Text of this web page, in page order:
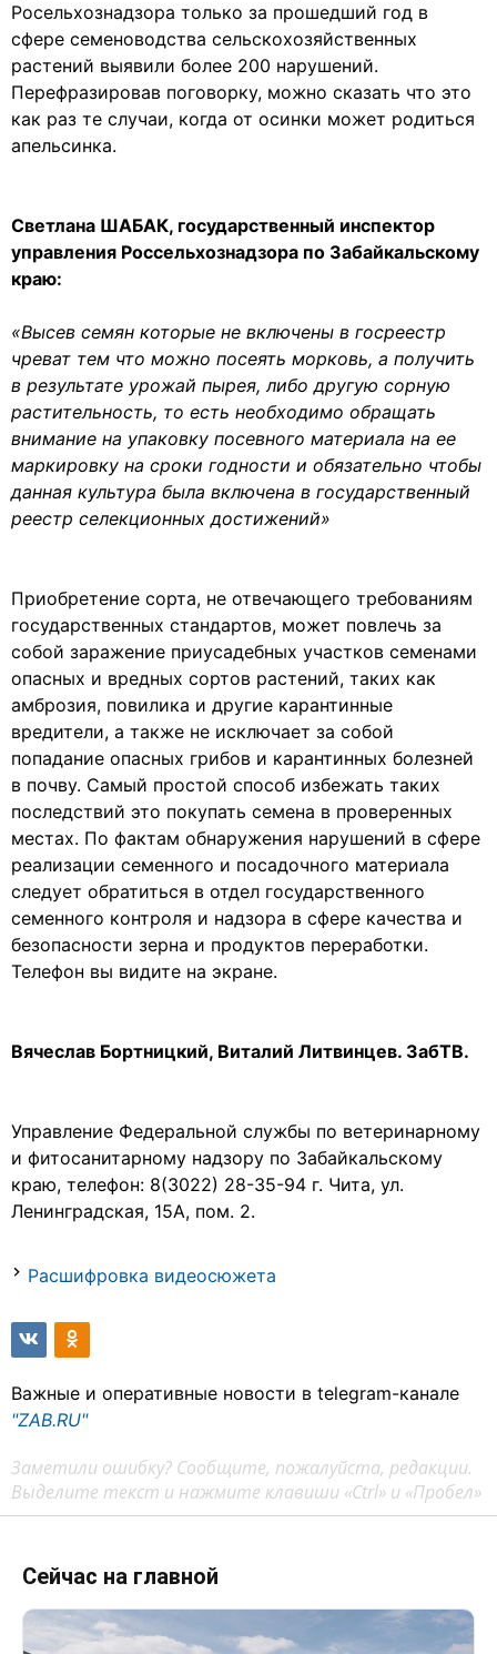
Росельхознадзора только за прошедший год в
сфере семеноводства сельскохозяйственных
растений выявили более 200 нарушений.
Перефразировав поговорку, можно сказать что это
как раз те случаи, когда от осинки может родиться
апельсинка.
Светлана ШАБАК, государственный инспектор
управления Россельхознадзора по Забайкальскому
краю:
«Высев семян которые не включены в госреестр
чреват тем что можно посеять морковь, а получить
в результате урожай пырея, либо другую сорную
растительность, то есть необходимо обращать
внимание на упаковку посевного материала на ее
маркировку на сроки годности и обязательно чтобы
данная культура была включена в государственный
реестр селекционных достижений»
Приобретение сорта, не отвечающего требованиям
государственных стандартов, может повлечь за
собой заражение приусадебных участков семенами
опасных и вредных сортов растений, таких как
амброзия, повилика и другие карантинные
вредители, а также не исключает за собой
попадание опасных грибов и карантинных болезней
в почву. Самый простой способ избежать таких
последствий это покупать семена в проверенных
местах. По фактам обнаружения нарушений в сфере
реализации семенного и посадочного материала
следует обратиться в отдел государственного
семенного контроля и надзора в сфере качества и
безопасности зерна и продуктов переработки.
Телефон вы видите на экране.
Вячеслав Бортницкий, Виталий Литвинцев. ЗабТВ.
Управление Федеральной службы по ветеринарному
и фитосанитарному надзору по Забайкальскому
краю, телефон: 8(3022) 28-35-94 г. Чита, ул.
Ленинградская, 15А, пом. 2.
Расшифровка видеосюжета
Важные и оперативные новости в telegram-канале
"ZAB.RU"
Заметили ошибку? Сообщите, пожалуйста, редакции.
Выделите текст и нажмите клавиши «Ctrl» и «Пробел»
Сейчас на главной